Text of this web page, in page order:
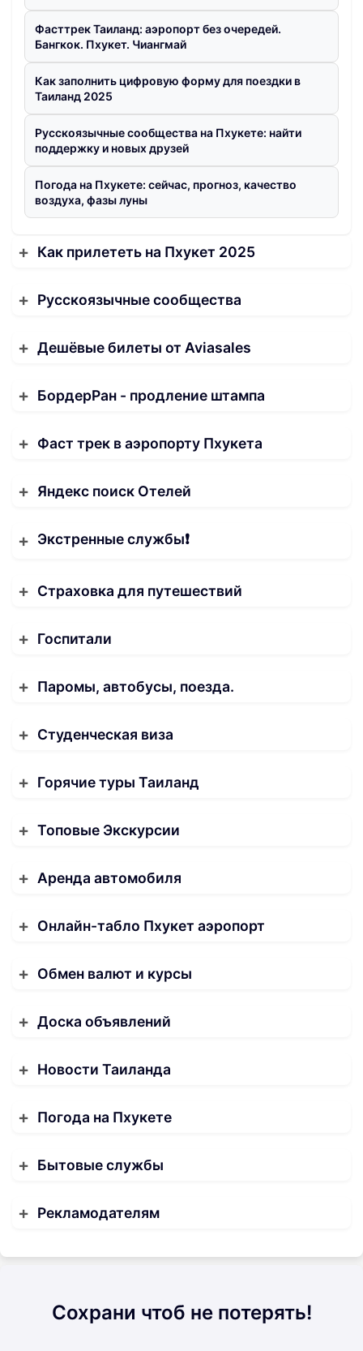
Фасттрек Таиланд: аэропорт без очередей.
Бангкок. Пхукет. Чиангмай
Как заполнить цифровую форму для поездки в
Таиланд 2025
Русскоязычные сообщества на Пхукете: найти
поддержку и новых друзей
Погода на Пхукете: сейчас, прогноз, качество
воздуха, фазы луны
Как прилететь на Пхукет 2025
Русскоязычные сообщества
Дешёвые билеты от Aviasales
БордерРан - продление штампа
Фаст трек в аэропорту Пхукета
Яндекс поиск Отелей
Экстренные службы❗️
Страховка для путешествий
Госпитали
Паромы, автобусы, поезда.
Студенческая виза
Горячие туры Таиланд
Топовые Экскурсии
Аренда автомобиля
Онлайн-табло Пхукет аэропорт
Обмен валют и курсы
Доска объявлений
Новости Таиланда
Погода на Пхукете
Бытовые службы
Рекламодателям
Сохрани чтоб не потерять!